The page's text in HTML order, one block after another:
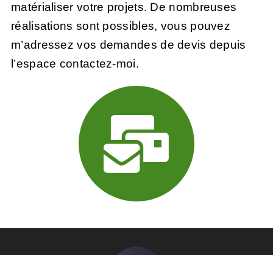
matérialiser votre projets. De nombreuses
réalisations sont possibles, vous pouvez
m’adressez vos demandes de devis depuis
l’espace contactez-moi.